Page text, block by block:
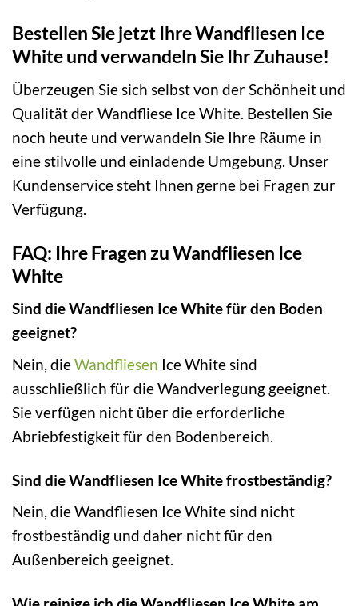
Bestellen Sie jetzt Ihre Wandfliesen Ice
White und verwandeln Sie Ihr Zuhause!
Überzeugen Sie sich selbst von der Schönheit und
Qualität der Wandfliese Ice White. Bestellen Sie
noch heute und verwandeln Sie Ihre Räume in
eine stilvolle und einladende Umgebung. Unser
Kundenservice steht Ihnen gerne bei Fragen zur
Verfügung.
FAQ: Ihre Fragen zu Wandfliesen Ice
White
Sind die Wandfliesen Ice White für den Boden
geeignet?
Nein, dieWandfliesen Ice White sind
ausschließlich für die Wandverlegung geeignet.
Sie verfügen nicht über die erforderliche
Abriebfestigkeit für den Bodenbereich.
Sind die Wandfliesen Ice White frostbeständig?
Nein, die Wandfliesen Ice White sind nicht
frostbeständig und daher nicht für den
Außenbereich geeignet.